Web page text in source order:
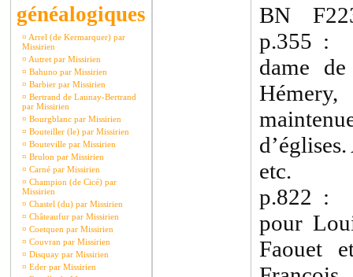
généalogiques
¤ Arrel (de Kermarquer) par
Missirien
¤ Autret par Missirien
¤ Bahuno par Missirien
¤ Barbier par Missirien
¤ Bertrand de Launay-Bertrand
par Missirien
¤ Bourgblanc par Missirien
¤ Bouteiller (le) par Missirien
¤ Bouteville par Missirien
¤ Brulon par Missirien
¤ Carné par Missirien
¤ Champion (de Cicé) par
Missirien
¤ Chastel (du) par Missirien
¤ Châteaufur par Missirien
¤ Coetquen par Missirien
¤ Couvran par Missirien
¤ Disquay par Missirien
¤ Eder par Missirien
BN
p.355 :
dame
etc.
p.822 :
pour
Faouet